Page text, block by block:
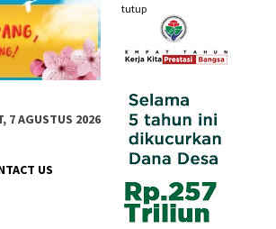
tutup
7 AGUSTUS 2026
US